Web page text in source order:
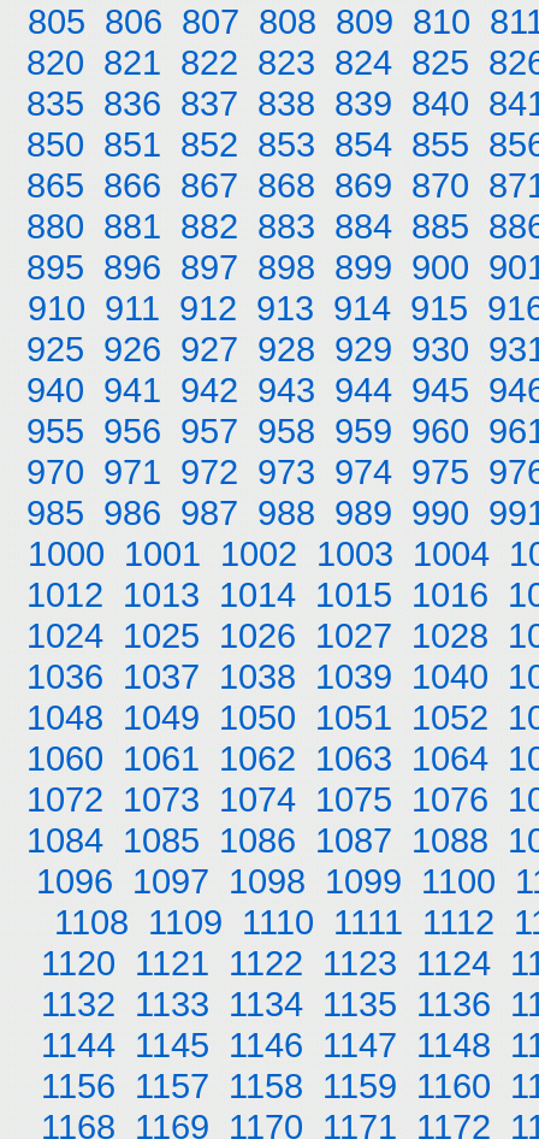
805 806 807 808 809 810
820 821 822 823 824 825
835 836 837 838 839 840
850 851 852 853 854 855
865 866 867 868 869 870
880 881 882 883 884 885
895 896 897 898 899 900
910 911 912 913 914 915
925 926 927 928 929 930
940 941 942 943 944 945
955 956 957 958 959 960
970 971 972 973 974 975
985 986 987 988 989 990
1000 1001 1002 1003 1004
1012 1013 1014 1015 1016
1024 1025 1026 1027 1028
1036 1037 1038 1039 1040
1048 1049 1050 1051 1052
1060 1061 1062 1063 1064
1072 1073 1074 1075 1076
1084 1085 1086 1087 1088
1096 1097 1098 1099 1100
1108 1109 1110 1111 1112
1120 1121 1122 1123 1124
1132 1133 1134 1135 1136
1144 1145 1146 1147 1148
1156 1157 1158 1159 1160
1168 1169 1170 1171 1172